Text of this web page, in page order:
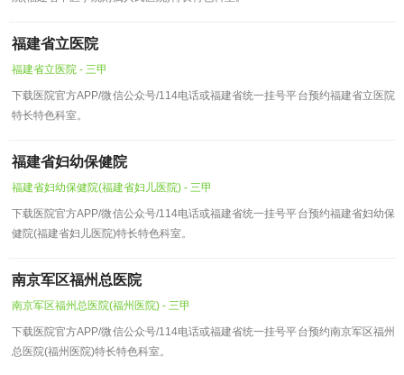
福建省立医院
福建省立医院 - 三甲
下载医院官方APP/微信公众号/114电话或福建省统一挂号平台预约福建省立医院
特长特色科室。
福建省妇幼保健院
福建省妇幼保健院(福建省妇儿医院) - 三甲
下载医院官方APP/微信公众号/114电话或福建省统一挂号平台预约福建省妇幼保
健院(福建省妇儿医院)特长特色科室。
南京军区福州总医院
南京军区福州总医院(福州医院) - 三甲
下载医院官方APP/微信公众号/114电话或福建省统一挂号平台预约南京军区福州
总医院(福州医院)特长特色科室。